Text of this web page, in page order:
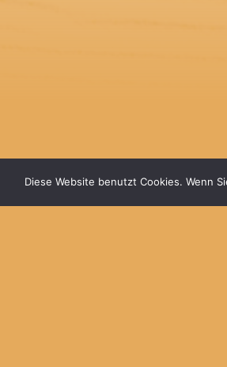
Diese Website benutzt Cookies. Wenn